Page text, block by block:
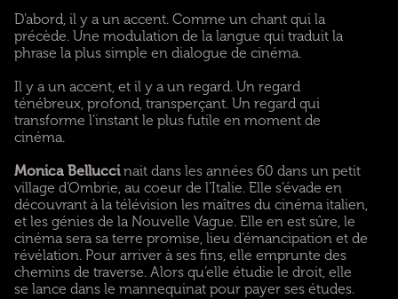
D’abord, il y a un accent. Comme un chant qui la
précède. Une modulation de la langue qui traduit la
phrase la plus simple en dialogue de cinéma.
Il y a un accent, et il y a un regard. Un regard
ténébreux, profond, transperçant. Un regard qui
transforme l’instant le plus futile en moment de
cinéma.
Monica Belluccinait dans les années 60 dans un petit
village d’Ombrie, au coeur de l’Italie. Elle s’évade en
découvrant à la télévision les maîtres du cinéma italien,
et les génies de la Nouvelle Vague. Elle en est sûre, le
cinéma sera sa terre promise, lieu d’émancipation et de
révélation. Pour arriver à ses fins, elle emprunte des
chemins de traverse. Alors qu’elle étudie le droit, elle
se lance dans le mannequinat pour payer ses études.